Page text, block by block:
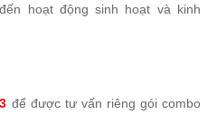
hoạt động sinh hoạt và kinh
để được tư vấn riêng gói combo